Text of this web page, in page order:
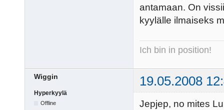
antamaan. On
kyylälle ilmaiseks
Ich bin in position!
Wiggin 19.05.2008
Hyperkyylä
Offline Jepjep, no mites